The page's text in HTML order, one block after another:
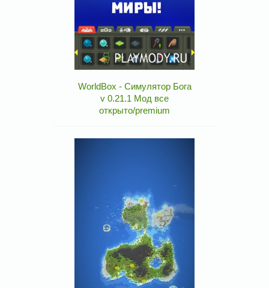
WorldBox - Симулятор Бога
v 0.21.1 Мод все
открыто/premium